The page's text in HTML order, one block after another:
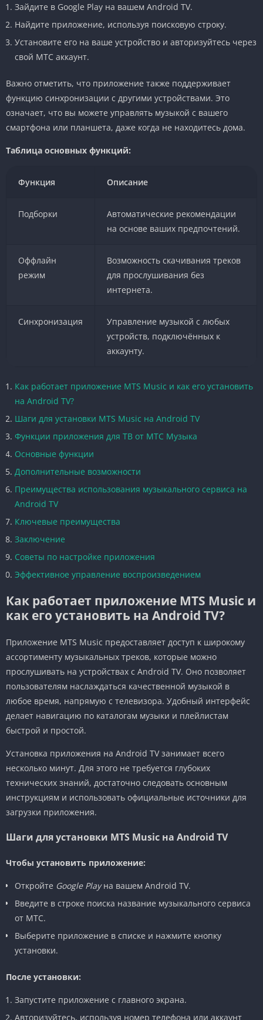
Зайдите в Google Play на вашем Android TV.
Найдите приложение, используя поисковую строку.
Установите его на ваше устройство и авторизуйтесь через
свой МТС аккаунт.
Важно отметить, что приложение также поддерживает
функцию синхронизации с другими устройствами. Это
означает, что вы можете управлять музыкой с вашего
смартфона или планшета, даже когда не находитесь дома.
Таблица основных функций:
Функция Описание
Подборки
Автоматические рекомендации
на основе ваших предпочтений.
Оффлайн
режим
Возможность скачивания треков
для прослушивания без
интернета.
Синхронизация
Управление музыкой с любых
устройств, подключённых к
аккаунту.
Как работает приложение MTS Music и как его установить
на Android TV?
Шаги для установки MTS Music на Android TV
Функции приложения для ТВ от МТС Музыка
Основные функции
Дополнительные возможности
Преимущества использования музыкального сервиса на
Android TV
Ключевые преимущества
Заключение
Советы по настройке приложения
Эффективное управление воспроизведением
Как работает приложение MTS Music и
как его установить на Android TV?
Приложение MTS Music предоставляет доступ к широкому
ассортименту музыкальных треков, которые можно
прослушивать на устройствах с Android TV. Оно позволяет
пользователям наслаждаться качественной музыкой в
любое время, напрямую с телевизора. Удобный интерфейс
делает навигацию по каталогам музыки и плейлистам
быстрой и простой.
Установка приложения на Android TV занимает всего
несколько минут. Для этого не требуется глубоких
технических знаний, достаточно следовать основным
инструкциям и использовать официальные источники для
загрузки приложения.
Шаги для установки MTS Music на Android TV
Чтобы установить приложение:
Откройте Google Playна вашем Android TV.
Введите в строке поиска название музыкального сервиса
от МТС.
Выберите приложение в списке и нажмите кнопку
установки.
После установки:
Запустите приложение с главного экрана.
Авторизуйтесь, используя номер телефона или аккаунт